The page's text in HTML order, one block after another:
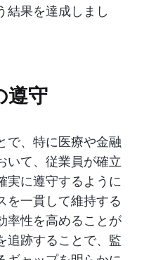
結果を達成しまし
遵守
で、特に医療や金融
いて、従業員が確立
実に遵守するように
を一貫して維持する
率性を高めることが
追跡することで、監